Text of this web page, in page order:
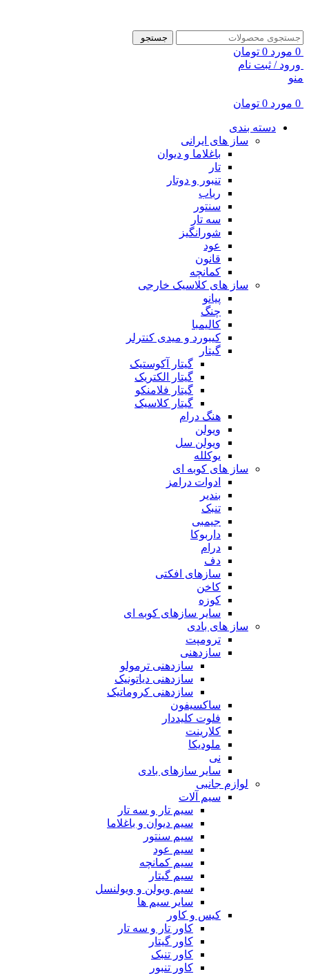
جستجو
0 مورد 0 تومان
ورود / ثبت نام
منو
0 مورد 0 تومان
دسته بندی
ساز های ایرانی
باغلاما و دیوان
تار
تنبور و دوتار
رباب
سنتور
سه تار
شورانگیز
عود
قانون
کمانچه
ساز های کلاسیک خارجی
پیانو
چنگ
کالیمبا
کیبورد و میدی کنترلر
گیتار
گیتار آکوستیک
گیتار الکتریک
گیتار فلامنکو
گیتار کلاسیک
هنگ درام
ویولن
ویولن سل
یوکلله
ساز های کوبه ای
ادوات درامز
بندیر
تنبک
جیمبی
داربوکا
درام
دف
سازهای افکتی
کاخن
کوزه
سایر سازهای کوبه ای
ساز های بادی
ترومپت
سازدهنی
سازدهنی ترمولو
سازدهنی دیاتونیک
سازدهنی کروماتیک
ساکسیفون
فلوت کلیددار
کلارینت
ملودیکا
نی
سایر سازهای بادی
لوازم جانبی
سیم آلات
سیم تار و سه تار
سیم دیوان و باغلاما
سیم سنتور
سیم عود
سیم کمانچه
سیم گیتار
سیم ویولن و ویولنسل
سایر سیم ها
کیس و کاور
کاور تار و سه تار
کاور گیتار
کاور تنبک
کاور تنبور